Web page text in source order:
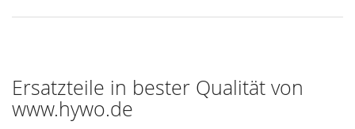
Ersatzteile in bester Qualität von
www.hywo.de